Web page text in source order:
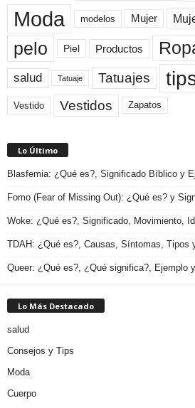
Moda modelos Mujer
pelo Piel Productos
salud Tatuaje Tatuajes
Vestido Vestidos Zapatos
Lo Último
Blasfemia: ¿Qué es?, Significado Bíblico y
Fomo (Fear of Missing Out): ¿Qué es? y
Woke: ¿Qué es?, Significado, Movimiento,
TDAH: ¿Qué es?, Causas, Síntomas, Tipos
Queer: ¿Qué es?, ¿Qué significa?, Ejemplo
Lo Más Destacado
salud
Consejos y Tips
Moda
Cuerpo